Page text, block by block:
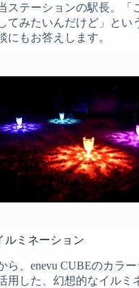
ステーションの駅長。「
てみたいんだけど」とい
にもお答えします。
ルミネーション
ら、enevu CUBEのカラー
用した、幻想的なイルミ